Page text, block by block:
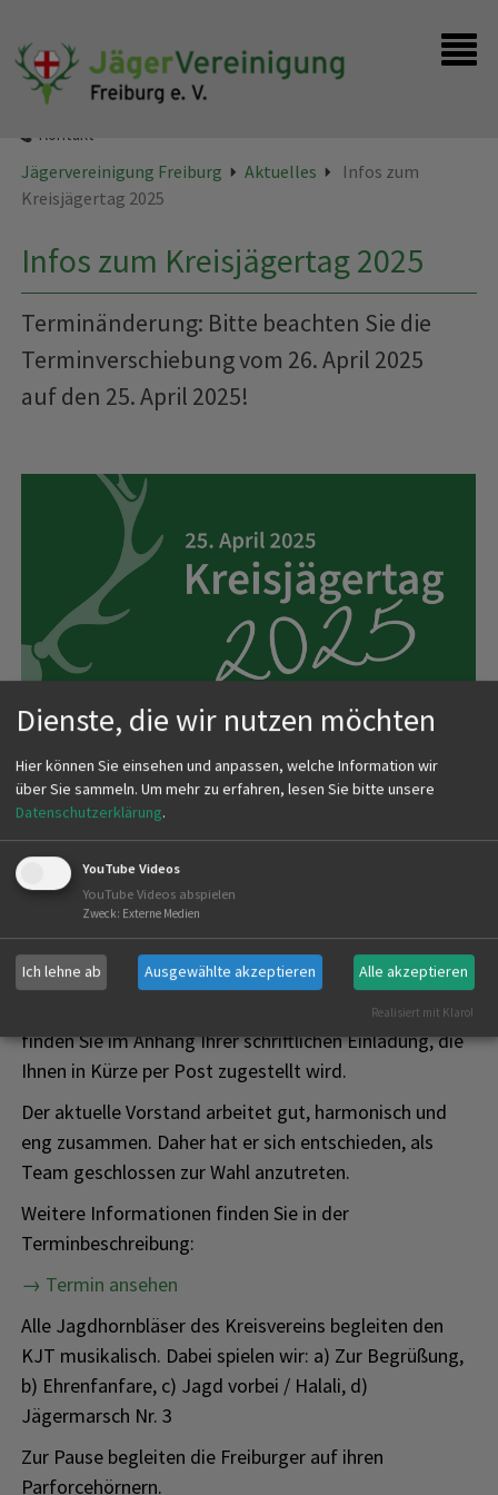
Startseite
Instagram
Kontakt
Jägervereinigung Freiburg Aktuelles
Infos zum
Kreisjägertag 2025
Infos zum Kreisjägertag 2025
Terminänderung: Bitte beachten Sie die
Terminverschiebung vom 26. April 2025
auf den 25. April 2025!
Erstellt am21.03.2025
Der Kreisjägertag findet am
2025, um 18:00 Uhrin derEventhalle des Fallerhofs
in Hausen an der Möhlin
begrüßen wir Sie ab 17:00 Uhr mit
Erfrischungsgetränken vor der Eventhalle.
Dieses Jahr bieten wir Ihnen wieder die Gelegenheit,
an der Hegeschau teilzunehmen. Informationen dazu
finden Sie im Anhang Ihrer schriftlichen Einladung, die
Ihnen in Kürze per Post zugestellt wird.
Der aktuelle Vorstand arbeitet gut, harmonisch und
eng zusammen. Daher hat er sich entschieden, als
Team geschlossen zur Wahl anzutreten.
Weitere Informationen finden Sie in der
Terminbeschreibung:
→ Termin ansehen
Alle Jagdhornbläser des Kreisvereins begleiten den
KJT musikalisch. Dabei spielen wir: a) Zur Begrüßung,
b) Ehrenfanfare, c) Jagd vorbei / Halali, d)
Jägermarsch Nr. 3
Zur Pause begleiten die Freiburger auf ihren
Parforcehörnern.
Dienste, die wir nutzen möchten
Hier können Sie einsehen und anpassen, welche Information wir
über Sie sammeln. Um mehr zu erfahren, lesen Sie bitte unsere
Datenschutzerklärung.
YouTube Videos
YouTube Videos abspielen
Zweck: Externe Medien
Ich lehne ab Ausgewählte akzeptieren Alle akzeptieren
Realisiert mit Klaro!